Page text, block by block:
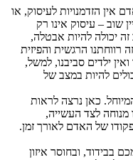
אין הזדמנויות לעיסוק, או
שוב – עיסוק אינו רק
יכולה להיות אבטלה,
רווחתנו הרגשית והפיזית
ילדים סביבנו, למשל,
להיות במצב של
כאן נרצה לראות
מנוחה לצד העשייה,
של האדם לאורך זמן.
ובחוסר איזון